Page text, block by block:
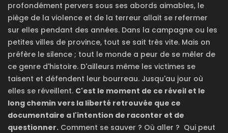
profondément pervers sous ses abords aimables, le
piège de la violence et de la terreur allait se refermer
sur elles pendant des années. Dans la campagne ou les
petites villes de province, tout se sait très vite. Mais on
préfère le silence ; tout le monde a peur de se mêler de
ce genre d'histoire. D'ailleurs même les victimes se
taisent et défendent leur bourreau. Jusqu'au jour où
elles se réveillent. C'est le moment de ce réveil et le
long chemin vers la liberté retrouvée que ce
documentaire a l'intention de raconter et de
questionner. Comment se sauver ? Où aller ? Qui peut